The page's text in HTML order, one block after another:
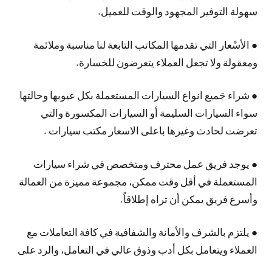
سهولة التوفير المجهود والوقت للعميل.
● الأسْعار التي تقدمها المكاتب التابعة لنا مناسبة وملائمة
ومعقولة ولا تجعل العملاء يتعرضون للخسارة.
● شراء جَميع انواع السيارات المستعملة بكل عيوبها وحالتها
سواء السيارات السليمة أو السيارات المكسورة والتي
تعرضت لحادث وغيرها باعلى الاسعار مكتب سيارات .
● يوجد فريق عمل محترف ومتخصص في شراء سيارات
المستعملة في أقل وقت ممكن، مجموعة مميزة من العمالة
وأسرع فريق يمكن أن تراه إطلاقاً.
● يلتزم بالشرف والأمانة والشفافية في كافة التعاملات مع
العملاء ويتعامل بكل أدب وذوق عالي في التعامل، والرد على